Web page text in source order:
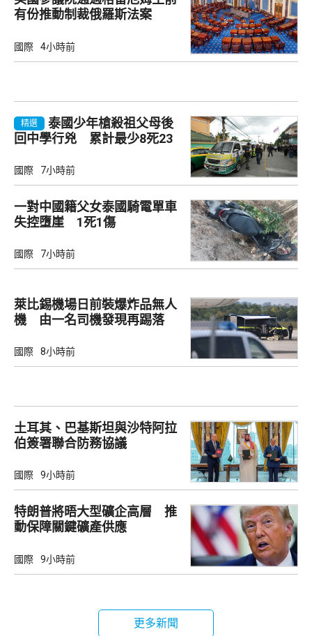
有份推動制裁俄羅斯法案
國際 4小時前
精選
泰國少年槍殺祖父母後
回中學行兇 累計最少8死23
國際 7小時前
一對中國籍父女泰國騎電單車
失控墮崖 1死1傷
國際 7小時前
萊比錫機場日前裝爆炸品無人
機 由一名司機發現再踢落
國際 8小時前
土耳其、巴基斯坦與沙特阿拉
伯簽署聯合防務協議
國際 9小時前
特朗普將晤大型礦企高層 推
動保障關鍵礦產供應
國際 9小時前
更多新聞